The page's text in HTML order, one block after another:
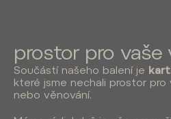
prostor pro vaše
Součástí našeho balení je
které jsme nechali prostor pro
nebo věnování.